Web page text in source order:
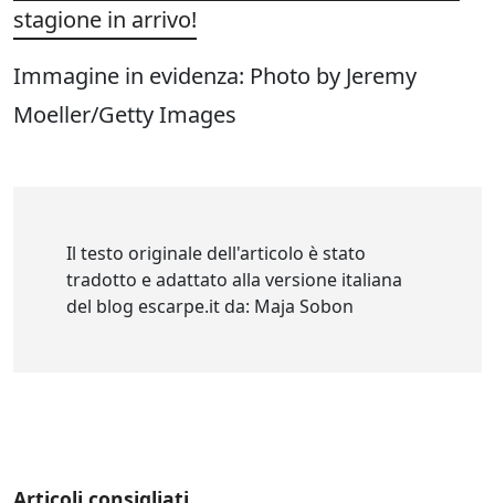
stagione in arrivo!
Immagine in evidenza: Photo by Jeremy
Moeller/Getty Images
Il testo originale dell'articolo è stato
tradotto e adattato alla versione italiana
del blog escarpe.it da: Maja Sobon